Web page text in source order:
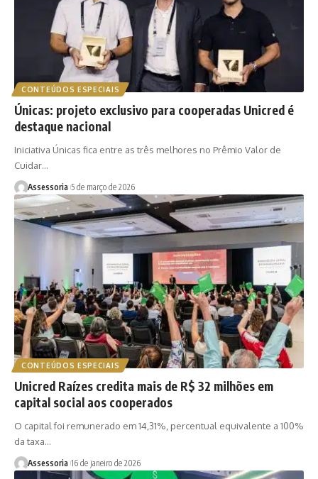
CONTEÚDOS ESPECIAIS
Únicas: projeto exclusivo para cooperadas Unicred é
destaque nacional
Iniciativa Únicas fica entre as três melhores no Prêmio Valor de
Cuidar…
Assessoria 5 de março de 2026
CONTEÚDOS ESPECIAIS
Unicred Raízes credita mais de R$ 32 milhões em
capital social aos cooperados
O capital foi remunerado em 14,31%, percentual equivalente a 100%
da taxa…
Assessoria 16 de janeiro de 2026